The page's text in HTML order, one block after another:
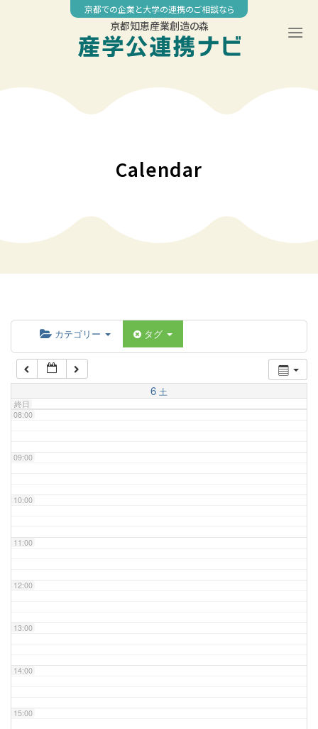
京都での企業と大学の連携のご相談なら
京都知恵産業創造の森
Calendar
カテゴリー タグ
6 土
終日
04:00
07:00
08:00
09:00
10:00
11:00
12:00
13:00
14:00
15:00